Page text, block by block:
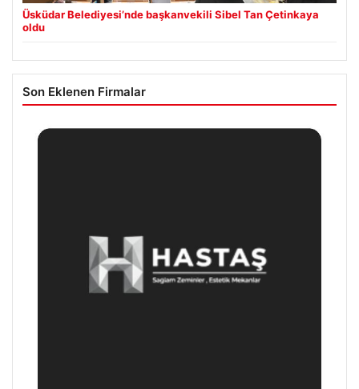
Üsküdar Belediyesi’nde başkanvekili Sibel Tan Çetinkaya
oldu
Son Eklenen Firmalar